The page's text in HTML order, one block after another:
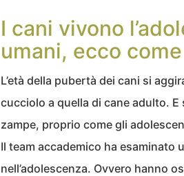
I cani vivono
umani, ecco
L’età della pubertà dei cani si
cucciolo a quella di cane adulto.
zampe, proprio come gli
Il team accademico ha
nell’adolescenza. Ovvero hanno